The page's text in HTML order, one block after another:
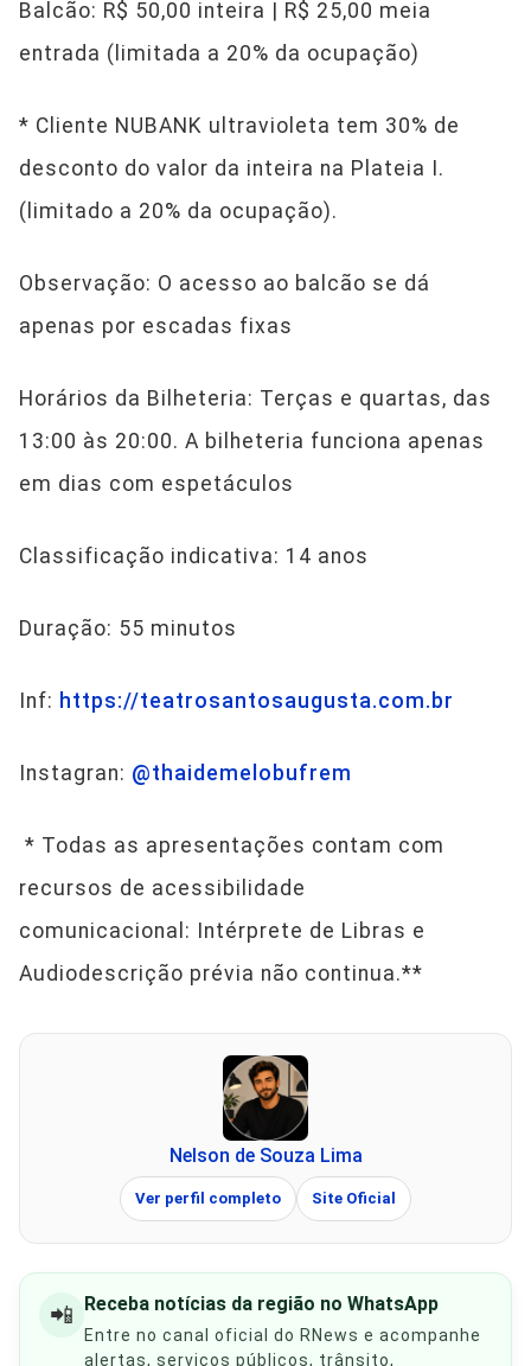
Balcão: R$ 50,00 inteira | R$ 25,00 meia
entrada (limitada a 20% da ocupação)
* Cliente NUBANK ultravioleta tem 30% de
desconto do valor da inteira na Plateia I.
(limitado a 20% da ocupação).
Observação: O acesso ao balcão se dá
apenas por escadas fixas
Horários da Bilheteria: Terças e quartas, das
13:00 às 20:00. A bilheteria funciona apenas
em dias com espetáculos
Classificação indicativa: 14 anos
Duração: 55 minutos
Inf: https://teatrosantosaugusta.com.br
Instagran: @thaidemelobufrem
* Todas as apresentações contam com
recursos de acessibilidade
comunicacional: Intérprete de Libras e
Audiodescrição prévia não continua.**
Nelson de Souza Lima
Ver perfil completo Site Oficial
📲 Receba notícias da região no WhatsApp
Entre no canal oficial do RNews e acompanhe
alertas, serviços públicos, trânsito,